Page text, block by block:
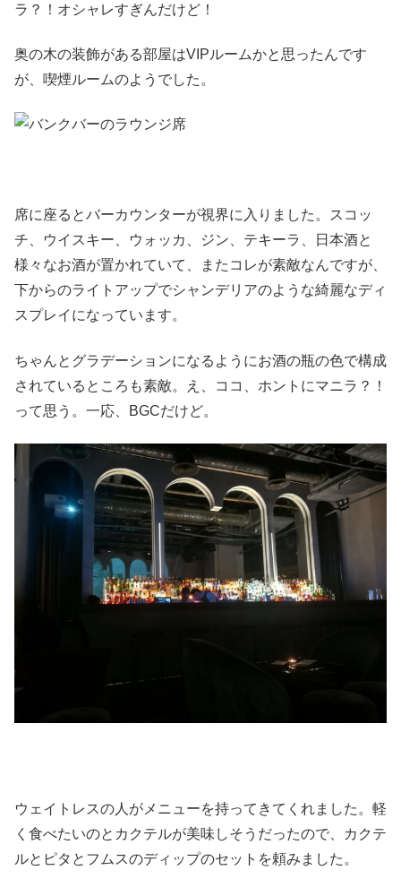
ラ？！オシャレすぎんだけど！
奥の木の装飾がある部屋はVIPルームかと思ったんです
が、喫煙ルームのようでした。
席に座るとバーカウンターが視界に入りました。スコッ
チ、ウイスキー、ウォッカ、ジン、テキーラ、日本酒と
様々なお酒が置かれていて、またコレが素敵なんですが、
下からのライトアップでシャンデリアのような綺麗なディ
スプレイになっています。
ちゃんとグラデーションになるようにお酒の瓶の色で構成
されているところも素敵。え、ココ、ホントにマニラ？！
って思う。一応、BGCだけど。
ウェイトレスの人がメニューを持ってきてくれました。軽
く食べたいのとカクテルが美味しそうだったので、カクテ
ルとピタとフムスのディップのセットを頼みました。